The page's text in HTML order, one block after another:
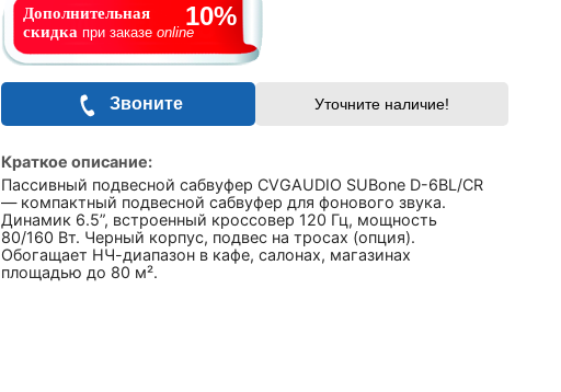
Дополнительная
скидка при заказе online
10%
Звоните Уточните наличие!
Краткое описание:
Пассивный подвесной сабвуфер CVGAUDIO SUBone D-6BL/CR
— компактный подвесной сабвуфер для фонового звука.
Динамик 6.5”, встроенный кроссовер 120 Гц, мощность
80/160 Вт. Черный корпус, подвес на тросах (опция).
Обогащает НЧ-диапазон в кафе, салонах, магазинах
площадью до 80 м².